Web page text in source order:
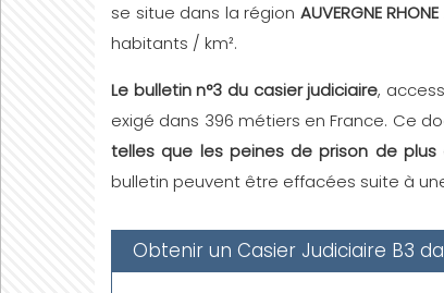
se situe dans la région AUVERGNE RHONE
habitants / km².
Le bulletin n°3 du casier judiciaire,
exigé dans 396 métiers en France. Ce
telles que les peines de prison de plus
bulletin peuvent être effacées suite à
Obtenir un Casier Judiciaire B3